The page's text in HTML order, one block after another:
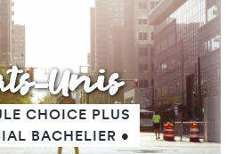
Unis
CHOICE PLUS
BACHELIER •